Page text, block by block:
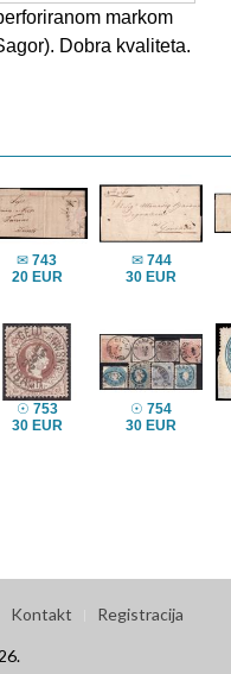
markom
Dobra kvaliteta.
✉743
20 EUR
✉ 744
30 EUR
☉ 753
30 EUR
☉754
30 EUR
Kontakt Registracija